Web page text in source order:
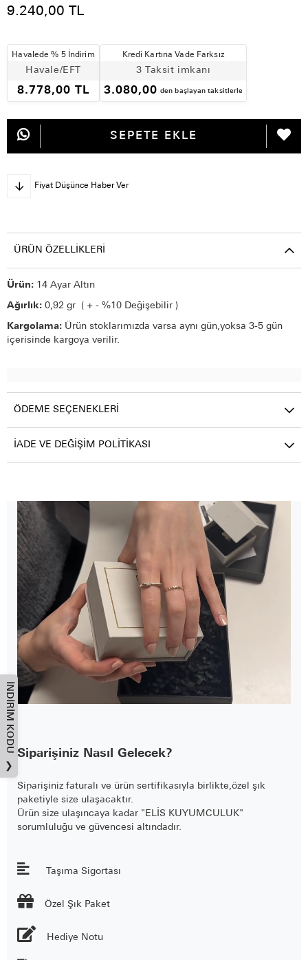
9.240,00 TL
Havalede % 5 İndirim
Havale/EFT
8.778,00 TL
Kredi Kartına Vade Farksız
3 Taksit imkanı
3.080,00 den başlayan taksitlerle
Fiyat Düşünce Haber Ver
ÜRÜN ÖZELLIKLERI
Ürün: 14 Ayar Altın
Ağırlık: 0,92 gr ( + - %10 Değişebilir )
Kargolama: Ürün stoklarımızda varsa aynı gün,yoksa 3-5 gün
içerisinde kargoya verilir.
ÖDEME SEÇENEKLERI
İADE VE DEĞIŞIM POLITIKASI
Siparişiniz Nasıl Gelecek?
Siparişiniz faturalı ve ürün sertifikasıyla birlikte,özel şık
paketiyle size ulaşacaktır.
Ürün size ulaşıncaya kadar "ELİS KUYUMCULUK"
sorumluluğu ve güvencesi altındadır.
Taşıma Sigortası
 Özel Şık Paket
Hediye Notu
İNDIRIM KODU
❯